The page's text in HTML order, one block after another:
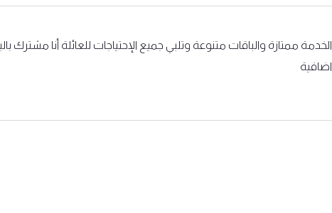
الخدمة ممتازة والباقات متنوعة وتلبي جميع الإحتياجات للعائلة أنا مشترك
اضافية